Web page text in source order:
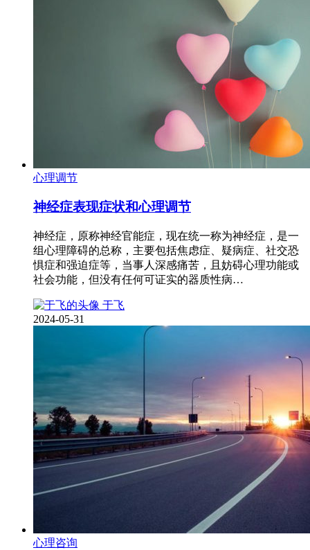
心理调节
神经症表现症状和心理调节
神经症，原称神经官能症，现在统一称为神经症，是一
组心理障碍的总称，主要包括焦虑症、疑病症、社交恐
惧症和强迫症等，当事人深感痛苦，且妨碍心理功能或
社会功能，但没有任何可证实的器质性病…
于飞
2024-05-31
心理咨询